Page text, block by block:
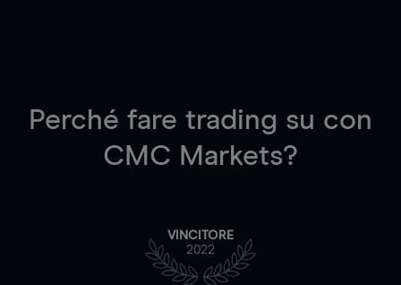
Perché fare trading su con
CMC Markets?
VINCITORE
2022